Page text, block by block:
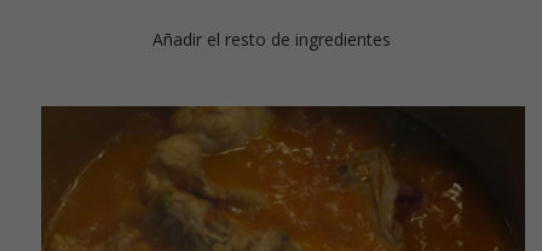
Añadir el resto de ingredientes